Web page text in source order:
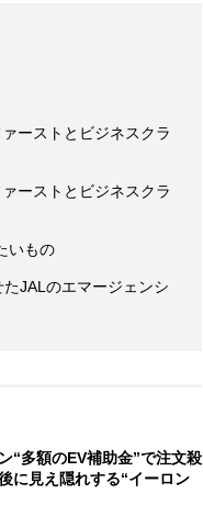
ーストとビジネスクラ
ーストとビジネスクラ
いもの
たJALのエマージェンシ
“多額のEV補助金”で注文殺
に見え隠れする“イーロン